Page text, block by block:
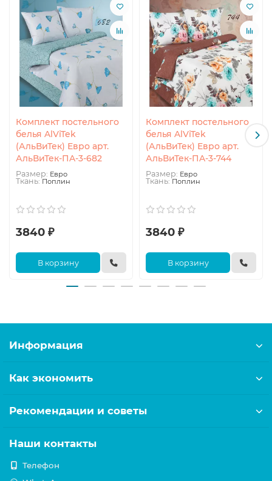
Комплект постельного
белья AlViTek
(АльВиТек) Евро арт.
АльВиТек-ПA-3-682
Размер: Евро
Ткань:Поплин
3840 ₽
В корзину
Комплект постельного
белья AlViTek
(АльВиТек) Евро арт.
АльВиТек-ПA-3-744
Размер: Евро
Ткань:Поплин
3840 ₽
В корзину
Информация
Как экономить
Рекомендации и советы
Наши контакты
Телефон